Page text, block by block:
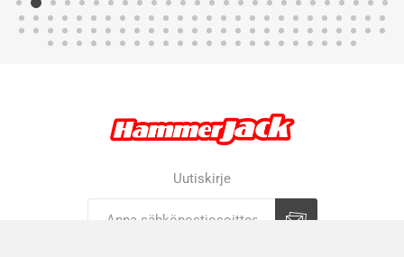
Uutiskirje